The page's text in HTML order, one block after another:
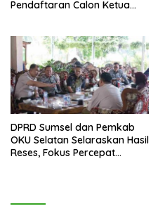
Pendaftaran Calon Ketua
DPRD Sumsel dan Pemkab
OKU Selatan Selaraskan Hasil
Reses, Fokus Percepat